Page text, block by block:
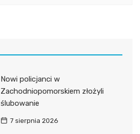
Nowi policjanci w
Zachodniopomorskiem złożyli
ślubowanie
7 sierpnia 2026